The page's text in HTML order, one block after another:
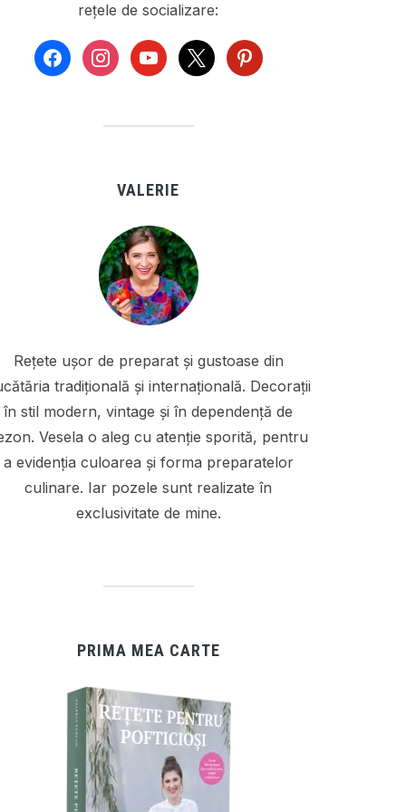
rețele de socializare:
facebookinstagramyoutube
x pinterest
VALERIE
Rețete ușor de preparat și gustoase din
tradițională și internațională. Decorații
în stil modern, vintage și în dependență de
Vesela o aleg cu atenție sporită, pentru
a evidenția culoarea și forma preparatelor
culinare. Iar pozele sunt realizate în
exclusivitate de mine.
PRIMA MEA CARTE